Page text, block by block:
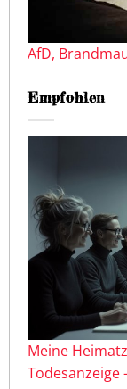
AfD,
Empfohlen
Meine
Todesanzeige